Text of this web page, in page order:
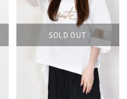
SOLD OUT